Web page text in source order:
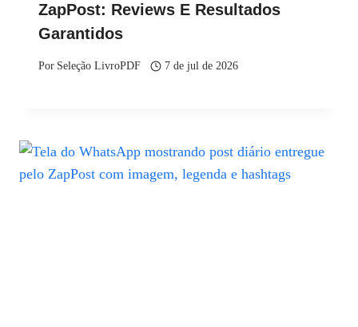
ZapPost: Reviews E Resultados
Garantidos
Por Seleção LivroPDF 7 de jul de 2026